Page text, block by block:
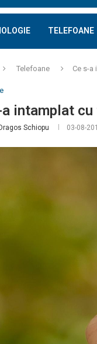
TELEFOANE
Telefoane Ce s-a
a intamplat
Dragos Schiopu 03-08-